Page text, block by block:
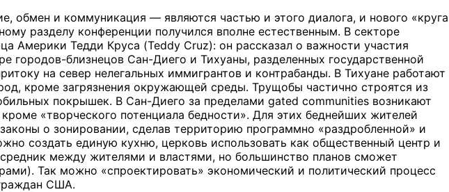
обмен и коммуникация — являются частью и этого диалога, и нового «круга
разделу конференции получился вполне естественным. В секторе
Америки Тедди Круса (Teddy Cruz): он рассказал о важности участия
близнецов Сан-Диего и Тихуаны, разделенных государственной
на север нелегальных иммигрантов и контрабанды. В Тихуане работают
кроме загрязнения окружающей среды. Трущобы частично строятся из
покрышек. В Сан-Диего за пределами gated communities возникают
«творческого потенциала бедности». Для этих беднейших жителей
о зонировании, сделав территорию программно «раздробленной» и
создать единую кухню, церковь использовать как общественный центр и
между жителями и властями, но большинство планов сможет
Так можно «спроектировать» экономический и политический процесс
США.